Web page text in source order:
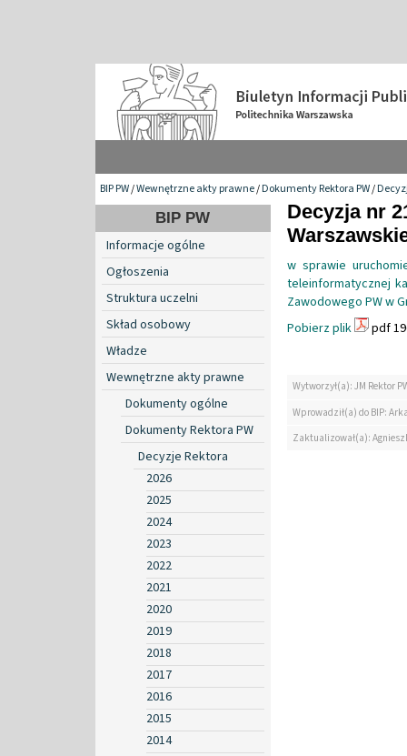
BIP PW/Wewnętrzne akty prawne/Dokumenty Rektora PW/
BIP PW
Informacje ogólne
Ogłoszenia
Struktura uczelni
Skład osobowy
Władze
Wewnętrzne akty prawne
Dokumenty ogólne
Dokumenty Rektora PW
Decyzje Rektora
2026
2025
2024
2023
2022
2021
2020
2019
2018
2017
2016
2015
2014
Decyzja nr
w sprawie
teleinformatycznej
Zawodowego PW w
Pobierz plik
pdf
Wytworzył(a): JM Rektor
Wprowadził(a) do BIP:
Zaktualizował(a):